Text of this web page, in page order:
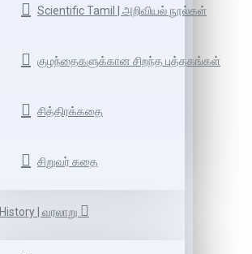
Scientific Tamil | அறிவியல் நூல்கள்
குழந்தைகளுக்கான சிறந்த புத்தகங்கள்
சித்திரக்கதை
சிறுவர் கதை
History | வரலாறு